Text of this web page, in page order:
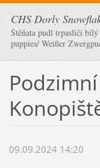
CHS Dorly
Štěňata pudl trpasličí
puppies/ Weißer
Podzimní
09.09.2024 14:20